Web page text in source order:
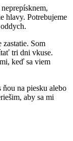
hlavy. Potrebujeme
zastatie. Som
tri dni vkuse.
keď sa viem
na piesku alebo
aby sa mi